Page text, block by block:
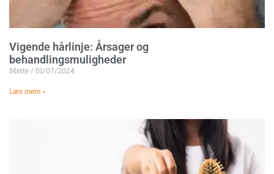
Vigende hårlinje: Årsager og
behandlingsmuligheder
Mette 01/07/2024
Læs mere »